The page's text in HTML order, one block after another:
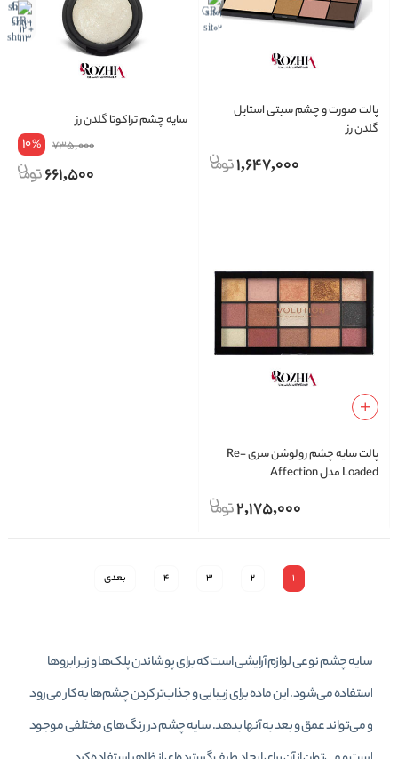
پالت صورت و چشم سیتی استایل
گلدن رز
1,647,000
+ 12
سایه چشم تراکوتا گلدن رز
735,000
10%
661,500
پالت سایه چشم رولوشن سری Re-
Loaded مدل Affection
2,175,000
1
2
3
4 بعدی
سایه چشم نوعی لوازم آرایشی است که برای پوشاندن پلک‌ها و زیر ابروها
استفاده می‌شود. این ماده برای زیبایی و جذاب‌تر کردن چشم‌ها به کار می‌رود
و می‌تواند عمق و بعد به آنها بدهد. سایه چشم در رنگ‌های مختلفی موجود